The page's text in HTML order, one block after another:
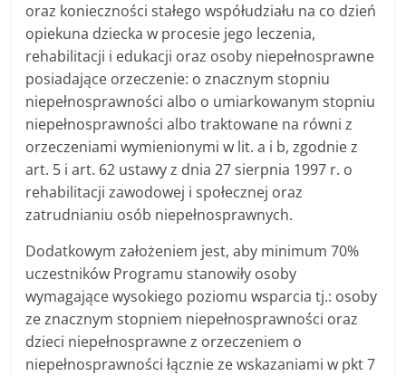
oraz konieczności stałego współudziału na co dzień
opiekuna dziecka w procesie jego leczenia,
rehabilitacji i edukacji oraz osoby niepełnosprawne
posiadające orzeczenie: o znacznym stopniu
niepełnosprawności albo o umiarkowanym stopniu
niepełnosprawności albo traktowane na równi z
orzeczeniami wymienionymi w lit. a i b, zgodnie z
art. 5 i art. 62 ustawy z dnia 27 sierpnia 1997 r. o
rehabilitacji zawodowej i społecznej oraz
zatrudnianiu osób niepełnosprawnych.
Dodatkowym założeniem jest, aby minimum 70%
uczestników Programu stanowiły osoby
wymagające wysokiego poziomu wsparcia tj.: osoby
ze znacznym stopniem niepełnosprawności oraz
dzieci niepełnosprawne z orzeczeniem o
niepełnosprawności łącznie ze wskazaniami w pkt 7